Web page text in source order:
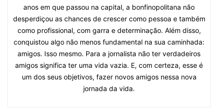
anos em que passou na capital, a bonfinopolitana não
desperdiçou as chances de crescer como pessoa e também
como profissional, com garra e determinação. Além disso,
conquistou algo não menos fundamental na sua caminhada:
amigos. Isso mesmo. Para a jornalista não ter verdadeiros
amigos significa ter uma vida vazia. E, com certeza, esse é
um dos seus objetivos, fazer novos amigos nessa nova
jornada da vida.